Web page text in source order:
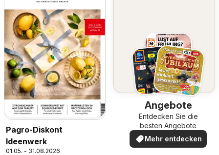
Pagro-Diskont
Ideenwerk
01.05. - 31.08.2026
Angebote
Entdecken Sie die
besten Angebote
Mehr entdecken